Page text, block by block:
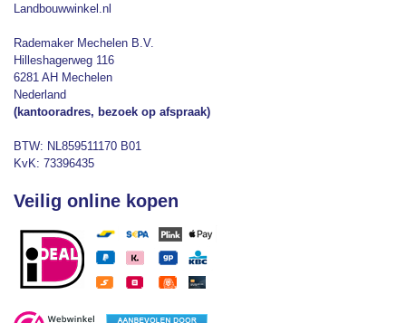
Landbouwwinkel.nl
Rademaker Mechelen B.V.
Hilleshagerweg 116
6281 AH Mechelen
Nederland
(kantooradres, bezoek op afspraak)
BTW: NL859511170 B01
KvK: 73396435
Veilig online kopen